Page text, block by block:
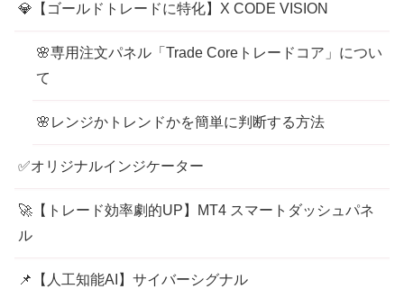
💎【ゴールドトレードに特化】X CODE VISION
🌸専用注文パネル「Trade Coreトレードコア」につい
て
🌸レンジかトレンドかを簡単に判断する方法
✅オリジナルインジケーター
🚀【トレード効率劇的UP】MT4 スマートダッシュパネ
ル
📌【人工知能AI】サイバーシグナル